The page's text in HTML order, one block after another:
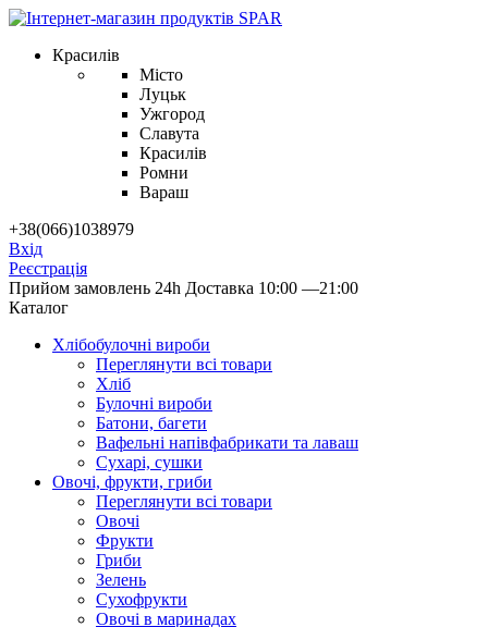
Красилів
Місто
Луцьк
Ужгород
Славута
Красилів
Ромни
Вараш
+38(066)1038979
Вхід
Реєстрація
Прийом замовлень 24h Доставка 10:00 —21:00
Каталог
Хлібобулочні вироби
Переглянути всі товари
Хліб
Булочні вироби
Батони, багети
Вафельні напівфабрикати та лаваш
Сухарі, сушки
Овочі, фрукти, гриби
Переглянути всі товари
Овочі
Фрукти
Гриби
Зелень
Сухофрукти
Овочі в маринадах